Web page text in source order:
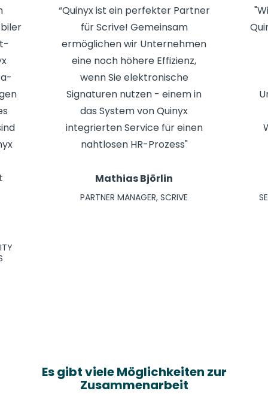
“Quinyx ist ein perfekter Partner
für Scrive! Gemeinsam
ermöglichen wir Unternehmen
eine noch höhere Effizienz,
wenn Sie elektronische
Signaturen nutzen - einem in
das System von Quinyx
integrierten Service für einen
nahtlosen HR-Prozess"
Mathias Björlin
PARTNER MANAGER, SCRIVE
Es gibt viele Möglichkeiten zur
Zusammenarbeit